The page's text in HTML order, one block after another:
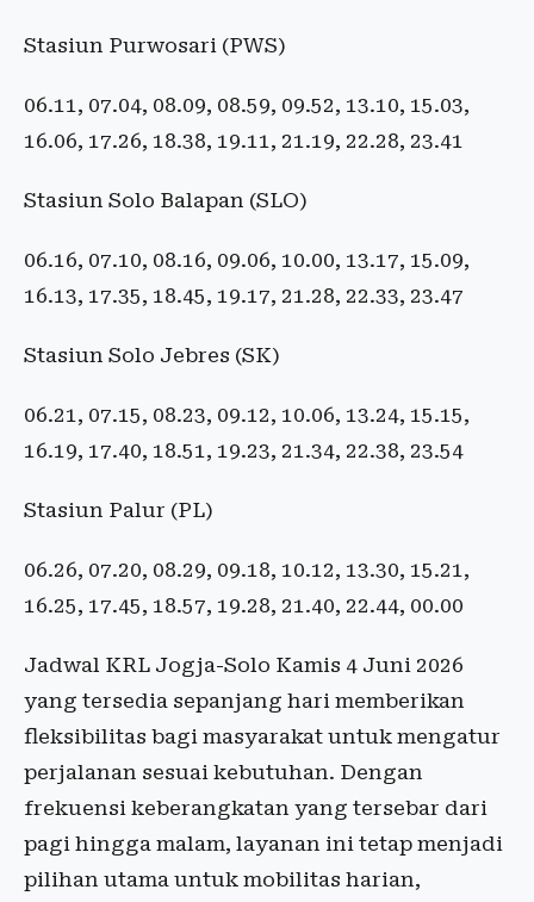
Stasiun Purwosari (PWS)
06.11, 07.04, 08.09, 08.59, 09.52, 13.10, 15.03,
16.06, 17.26, 18.38, 19.11, 21.19, 22.28, 23.41
Stasiun Solo Balapan (SLO)
06.16, 07.10, 08.16, 09.06, 10.00, 13.17, 15.09,
16.13, 17.35, 18.45, 19.17, 21.28, 22.33, 23.47
Stasiun Solo Jebres (SK)
06.21, 07.15, 08.23, 09.12, 10.06, 13.24, 15.15,
16.19, 17.40, 18.51, 19.23, 21.34, 22.38, 23.54
Stasiun Palur (PL)
06.26, 07.20, 08.29, 09.18, 10.12, 13.30, 15.21,
16.25, 17.45, 18.57, 19.28, 21.40, 22.44, 00.00
Jadwal KRL Jogja-Solo Kamis 4 Juni 2026
yang tersedia sepanjang hari memberikan
fleksibilitas bagi masyarakat untuk mengatur
perjalanan sesuai kebutuhan. Dengan
frekuensi keberangkatan yang tersebar dari
pagi hingga malam, layanan ini tetap menjadi
pilihan utama untuk mobilitas harian,